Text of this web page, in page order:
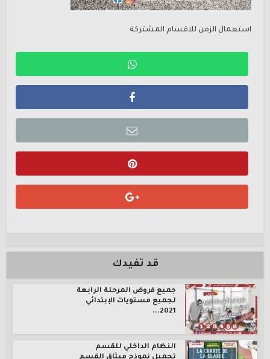
استعمال الزمن للاقسام المشتركة
قد تفيدك
جميع فروض المرحلة الرابعة
لجميع مستويات الإبتدائي
2021...
النظام الداخلي للقسم
تحميل نموذج ميثاق القسم